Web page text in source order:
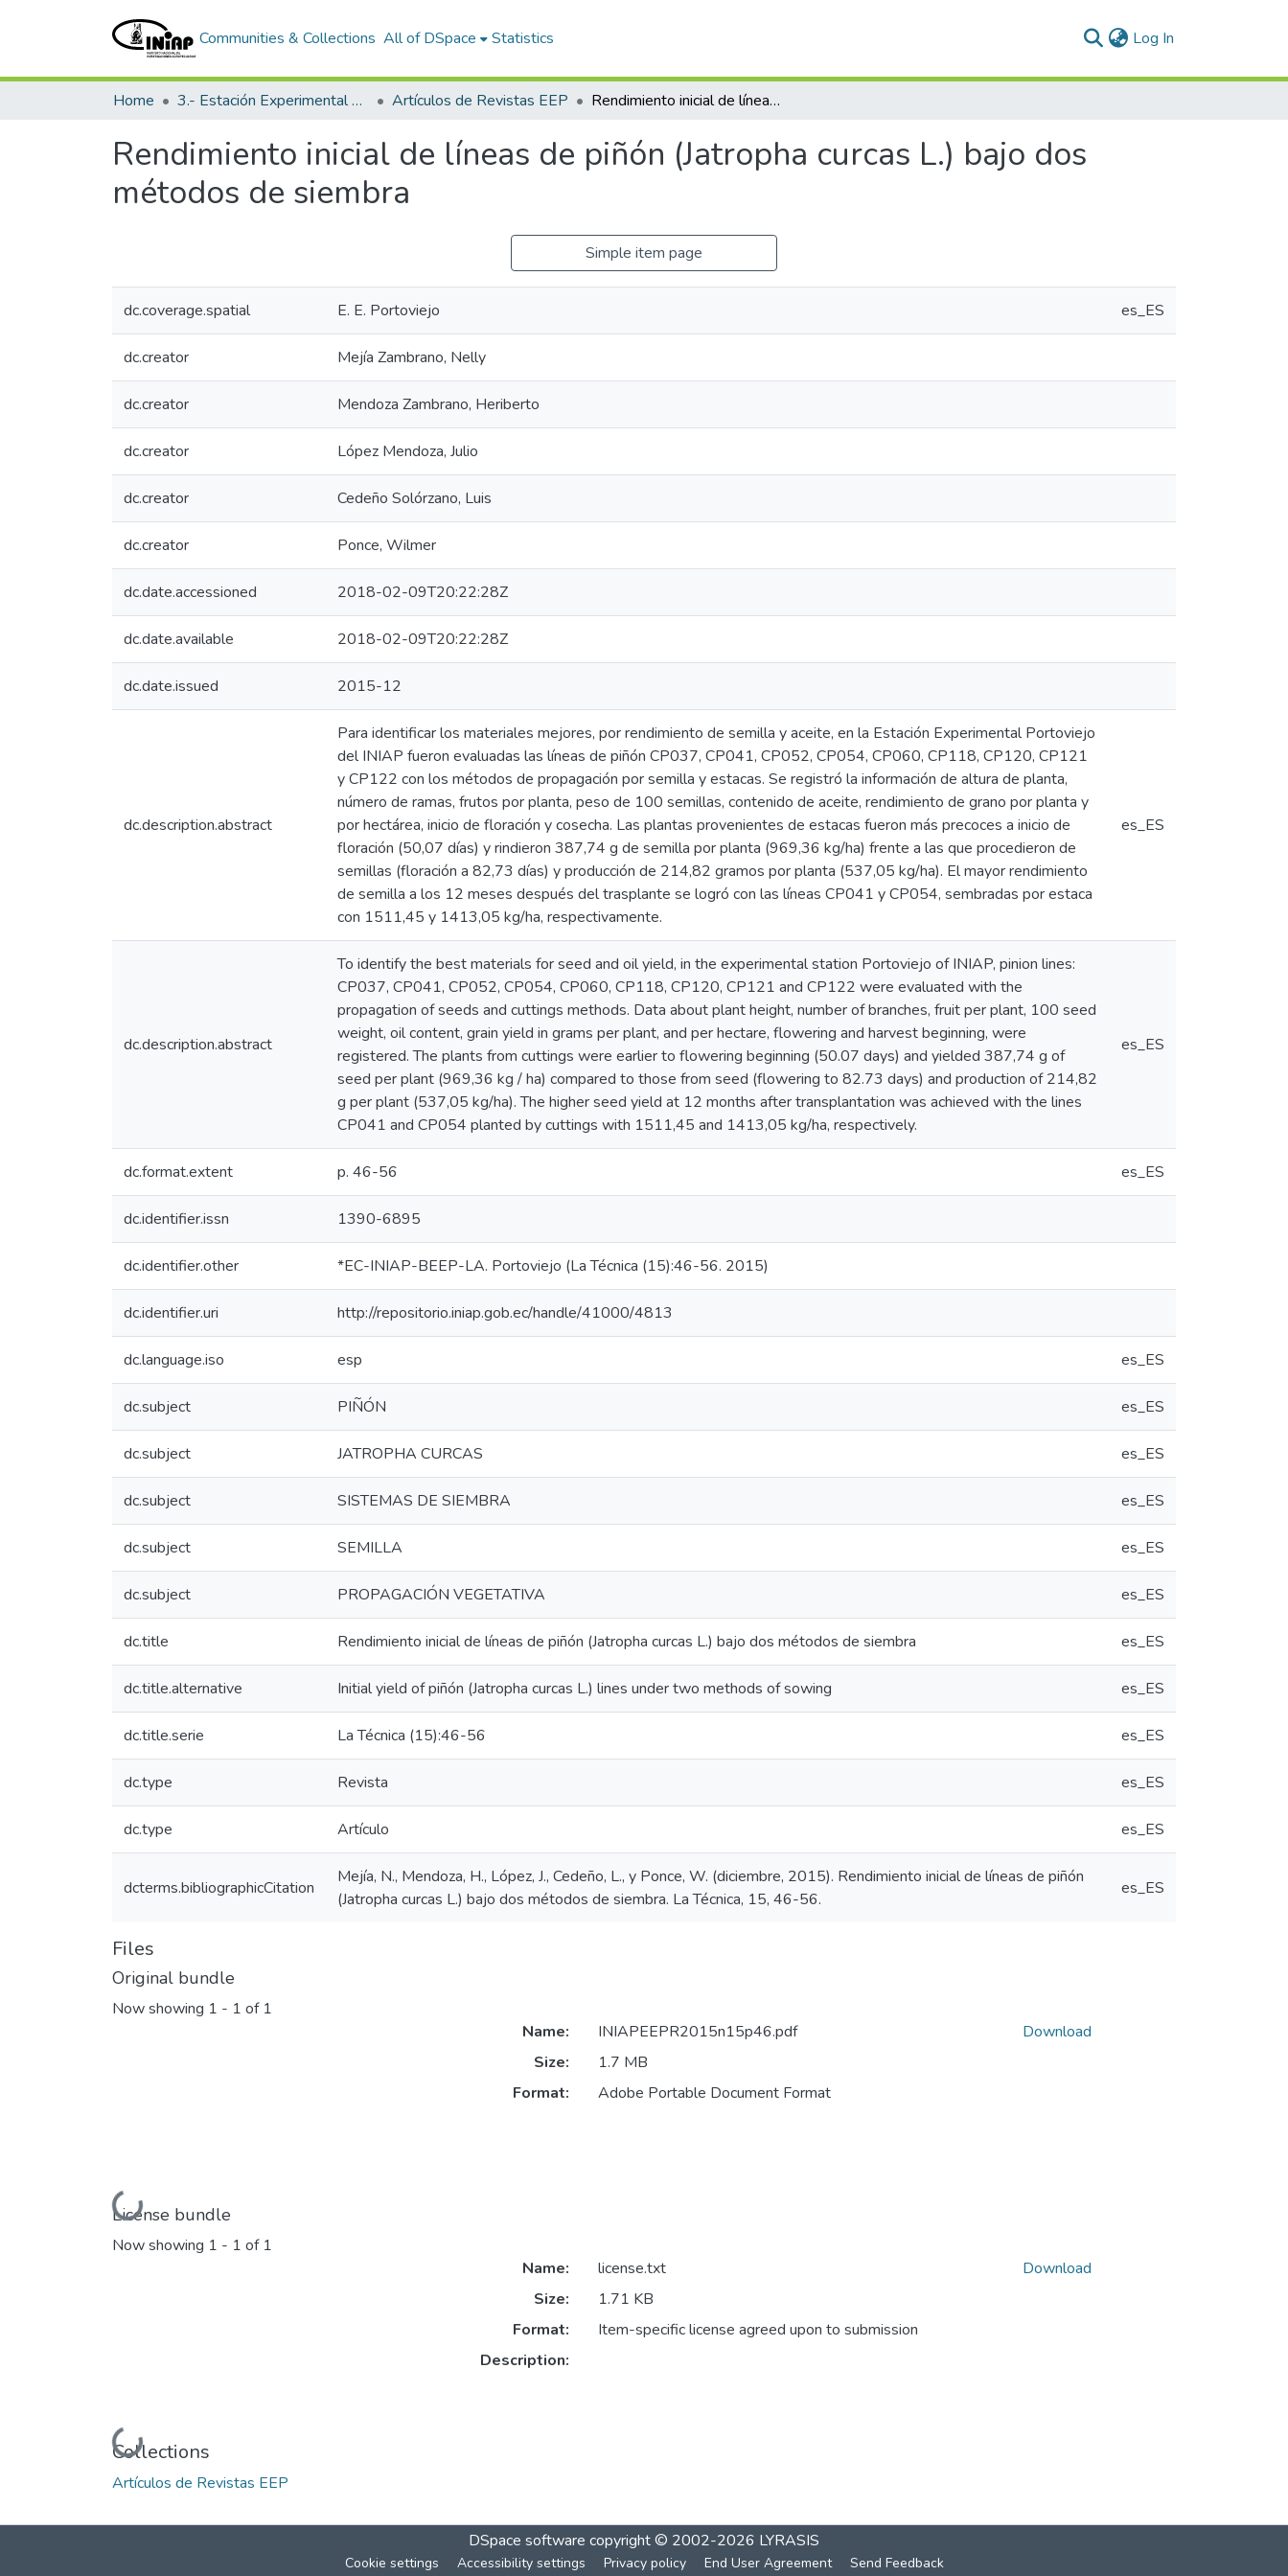
Communities & Collections All of DSpace Statistics Log In
Home 3.- Estación Experimental Portoviejo Artículos de Revistas EEP Rendimiento inicial de líneas de piñón (Jatropha curcas L.) bajo dos métodos de siembra
Rendimiento inicial de líneas de piñón (Jatropha curcas L.) bajo dos
métodos de siembra
Simple item page
dc.coverage.spatial E. E. Portoviejo es_ES
dc.creator Mejía Zambrano, Nelly
dc.creator Mendoza Zambrano, Heriberto
dc.creator López Mendoza, Julio
dc.creator Cedeño Solórzano, Luis
dc.creator Ponce, Wilmer
dc.date.accessioned 2018-02-09T20:22:28Z
dc.date.available 2018-02-09T20:22:28Z
dc.date.issued 2015-12
dc.description.abstract
Para identificar los materiales mejores, por rendimiento de semilla y aceite, en la Estación Experimental Portoviejo
del INIAP fueron evaluadas las líneas de piñón CP037, CP041, CP052, CP054, CP060, CP118, CP120, CP121
y CP122 con los métodos de propagación por semilla y estacas. Se registró la información de altura de planta,
número de ramas, frutos por planta, peso de 100 semillas, contenido de aceite, rendimiento de grano por planta y
por hectárea, inicio de floración y cosecha. Las plantas provenientes de estacas fueron más precoces a inicio de
floración (50,07 días) y rindieron 387,74 g de semilla por planta (969,36 kg/ha) frente a las que procedieron de
semillas (floración a 82,73 días) y producción de 214,82 gramos por planta (537,05 kg/ha). El mayor rendimiento
de semilla a los 12 meses después del trasplante se logró con las líneas CP041 y CP054, sembradas por estaca
con 1511,45 y 1413,05 kg/ha, respectivamente.
es_ES
dc.description.abstract
To identify the best materials for seed and oil yield, in the experimental station Portoviejo of INIAP, pinion lines:
CP037, CP041, CP052, CP054, CP060, CP118, CP120, CP121 and CP122 were evaluated with the
propagation of seeds and cuttings methods. Data about plant height, number of branches, fruit per plant, 100 seed
weight, oil content, grain yield in grams per plant, and per hectare, flowering and harvest beginning, were
registered. The plants from cuttings were earlier to flowering beginning (50.07 days) and yielded 387,74 g of
seed per plant (969,36 kg / ha) compared to those from seed (flowering to 82.73 days) and production of 214,82
g per plant (537,05 kg/ha). The higher seed yield at 12 months after transplantation was achieved with the lines
CP041 and CP054 planted by cuttings with 1511,45 and 1413,05 kg/ha, respectively.
es_ES
dc.format.extent p. 46-56 es_ES
dc.identifier.issn 1390-6895
dc.identifier.other *EC-INIAP-BEEP-LA. Portoviejo (La Técnica (15):46-56. 2015)
dc.identifier.uri http://repositorio.iniap.gob.ec/handle/41000/4813
dc.language.iso esp es_ES
dc.subject PIÑÓN es_ES
dc.subject JATROPHA CURCAS es_ES
dc.subject SISTEMAS DE SIEMBRA es_ES
dc.subject SEMILLA es_ES
dc.subject PROPAGACIÓN VEGETATIVA es_ES
dc.title Rendimiento inicial de líneas de piñón (Jatropha curcas L.) bajo dos métodos de siembra es_ES
dc.title.alternative Initial yield of piñón (Jatropha curcas L.) lines under two methods of sowing es_ES
dc.title.serie La Técnica (15):46-56 es_ES
dc.type Revista es_ES
dc.type Artículo es_ES
dcterms.bibliographicCitation
Mejía, N., Mendoza, H., López, J., Cedeño, L., y Ponce, W. (diciembre, 2015). Rendimiento inicial de líneas de piñón
(Jatropha curcas L.) bajo dos métodos de siembra. La Técnica, 15, 46-56.
es_ES
Files
Original bundle
Now showing 1 - 1 of 1
Loading...
Name:
INIAPEEPR2015n15p46.pdf
Size:
1.7 MB
Format:
Adobe Portable Document Format
Download
License bundle
Now showing 1 - 1 of 1
Loading...
Name:
license.txt
Size:
1.71 KB
Format:
Item-specific license agreed upon to submission
Description:
Download
Collections
Artículos de Revistas EEP
DSpace software copyright © 2002-2026 LYRASIS
Cookie settings Accessibility settings Privacy policy End User Agreement Send Feedback